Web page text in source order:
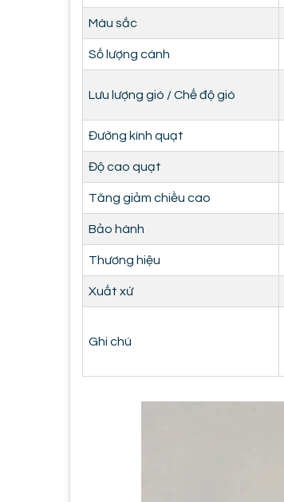
Màu sắc
Số lượng cánh
Lưu lượng gió / Chế độ gió
Đường kính quạt
Độ cao quạt
Tăng giảm chiều cao
Bảo hành
Thương hiệu
Xuất xứ
Ghi chú